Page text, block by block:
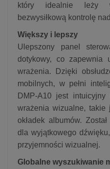
który idealnie leży
bezwysiłkową kontrolę
Większy i lepszy
Ulepszony panel
dotykowy, co zapewnia
wrażenia. Dzięki
mobilnych, w pełni
DMP-A10 jest intuicyjny
wrażenia wizualne, takie
okładek albumów.
dla wyjątkowego
przyjemności wizualnej.
Globalne wyszukiwanie